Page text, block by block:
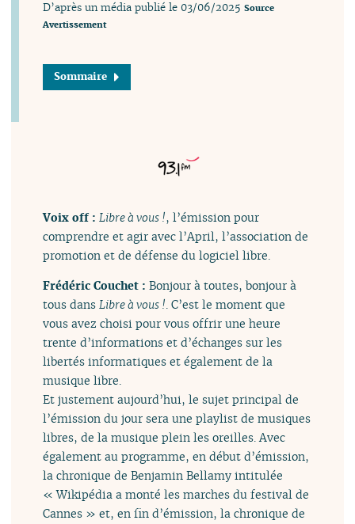
D’après un média publié le 03/06/2025 Source
Avertissement
Sommaire
Voix off :Libre à vous !, l’émission pour
comprendre et agir avec l’April, l’association de
promotion et de défense du logiciel libre.
Frédéric Couchet :Bonjour à toutes, bonjour à
tous dansLibre à vous !. C’est le moment que
vous avez choisi pour vous offrir une heure
trente d’informations et d’échanges sur les
libertés informatiques et également de la
musique libre.
Et justement aujourd’hui, le sujet principal de
l’émission du jour sera une playlist de musiques
libres, de la musique plein les oreilles. Avec
également au programme, en début d’émission,
la chronique de Benjamin Bellamy intitulée
« Wikipédia a monté les marches du festival de
Cannes » et, en fin d’émission, la chronique de